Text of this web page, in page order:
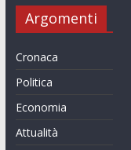
Argomenti
Cronaca
Politica
Economia
Attualità